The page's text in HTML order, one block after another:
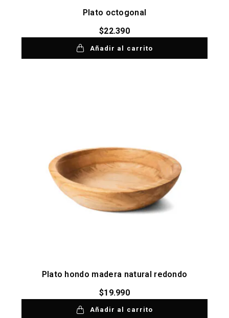
Plato octogonal
$22.390
Añadir al carrito
Plato hondo madera natural redondo
$19.990
Añadir al carrito